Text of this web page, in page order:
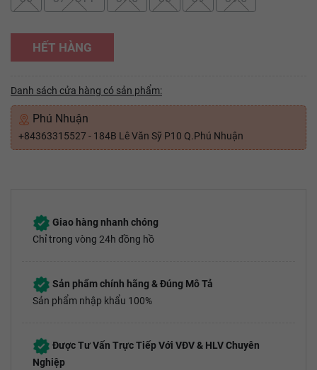
HẾT HÀNG
Danh sách cửa hàng có sản phẩm:
Phú Nhuận
+84363315527 - 184B Lê Văn Sỹ P10 Q.Phú Nhuận
Giao hàng nhanh chóng
Chỉ trong vòng 24h đồng hồ
Sản phẩm chính hãng & Đúng Mô Tả
Sản phẩm nhập khẩu 100%
Được Tư Vấn Trực Tiếp Với VĐV & HLV Chuyên
Nghiệp